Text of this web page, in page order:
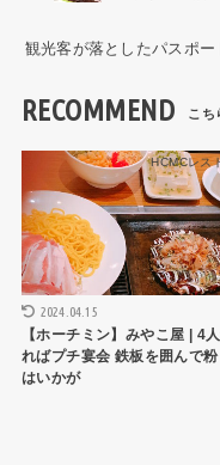
観光客が落としたパスポ
RECOMMEND
HCMCレス
2024.04.15
【ホーチミン】みやこ屋 | 4
ればプチ宴会 鉄板を囲んで
はいかが